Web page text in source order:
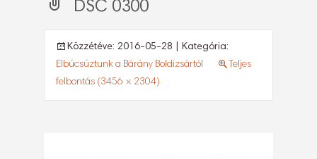
DSC 0300
Közzétéve: 2016-05-28 | Kategória:
Elbúcsúztunk a Bárány Boldizsártól
Teljes
felbontás (3456 × 2304)